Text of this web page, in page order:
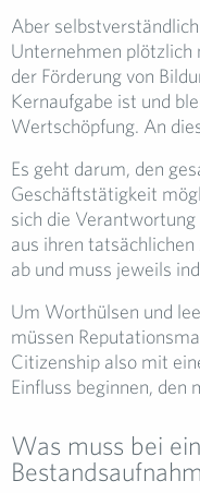
Aber
Unternehmen plötzlich
der Förderung von
Kernaufgabe ist und
Wertschöpfung. An
Es geht darum, den
Geschäftstätigkeit
sich die
aus ihren
ab und muss jeweils
Um Worthülsen und
müssen
Citizenship also mit
Einfluss beginnen, den
Was muss bei